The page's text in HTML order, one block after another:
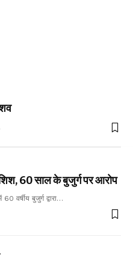
60 साल के बुजुर्ग पर आरोप
वर्षीय बुजुर्ग द्वारा…